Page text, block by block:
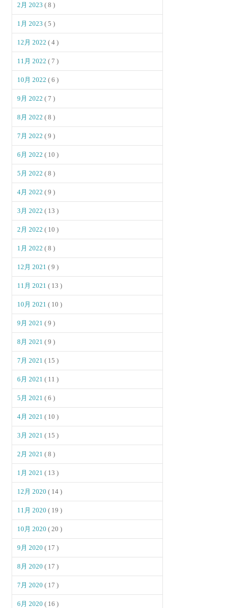
2月 2023( 8 )
1月 2023( 5 )
12月 2022( 4 )
11月 2022( 7 )
10月 2022( 6 )
9月 2022( 7 )
8月 2022( 8 )
7月 2022( 9 )
6月 2022( 10 )
5月 2022( 8 )
4月 2022( 9 )
3月 2022( 13 )
2月 2022( 10 )
1月 2022( 8 )
12月 2021( 9 )
11月 2021( 13 )
10月 2021( 10 )
9月 2021( 9 )
8月 2021( 9 )
7月 2021( 15 )
6月 2021( 11 )
5月 2021( 6 )
4月 2021( 10 )
3月 2021( 15 )
2月 2021( 8 )
1月 2021( 13 )
12月 2020( 14 )
11月 2020( 19 )
10月 2020( 20 )
9月 2020( 17 )
8月 2020( 17 )
7月 2020( 17 )
6月 2020( 16 )